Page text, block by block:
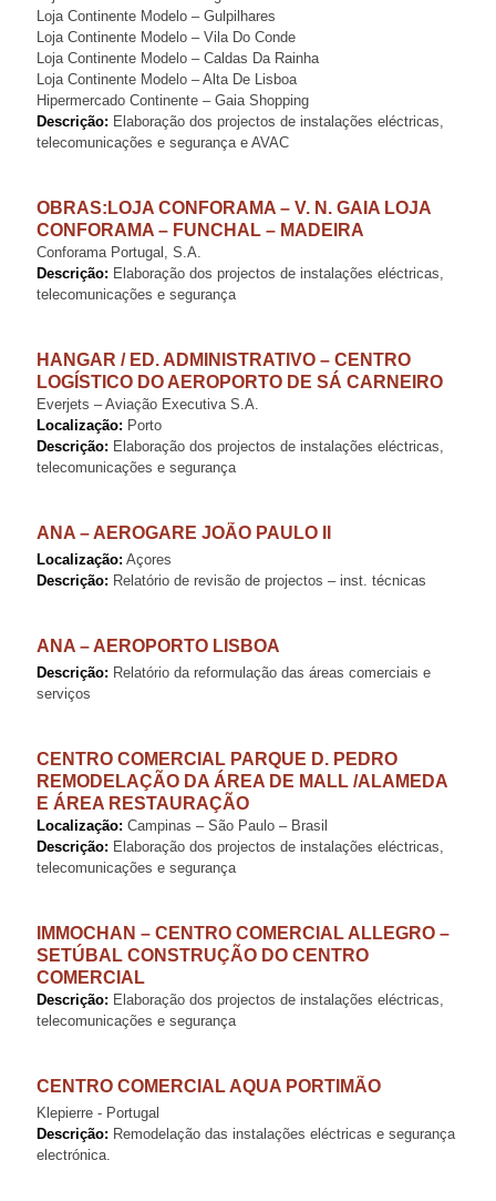
Loja Continente Modelo – Gulpilhares
Loja Continente Modelo – Vila Do Conde
Loja Continente Modelo – Caldas Da Rainha
Loja Continente Modelo – Alta De Lisboa
Hipermercado Continente – Gaia Shopping
Descrição: Elaboração dos projectos de instalações eléctricas,
telecomunicações e segurança e AVAC
OBRAS:LOJA CONFORAMA – V. N. GAIA LOJA
CONFORAMA – FUNCHAL – MADEIRA
Conforama Portugal, S.A.
Descrição: Elaboração dos projectos de instalações eléctricas,
telecomunicações e segurança
HANGAR / ED. ADMINISTRATIVO – CENTRO
LOGÍSTICO DO AEROPORTO DE SÁ CARNEIRO
Everjets – Aviação Executiva S.A.
Localização: Porto
Descrição: Elaboração dos projectos de instalações eléctricas,
telecomunicações e segurança
ANA – AEROGARE JOÃO PAULO II
Localização: Açores
Descrição: Relatório de revisão de projectos – inst. técnicas
ANA – AEROPORTO LISBOA
Descrição: Relatório da reformulação das áreas comerciais e
serviços
CENTRO COMERCIAL PARQUE D. PEDRO
REMODELAÇÃO DA ÁREA DE MALL /ALAMEDA
E ÁREA RESTAURAÇÃO
Localização: Campinas – São Paulo – Brasil
Descrição: Elaboração dos projectos de instalações eléctricas,
telecomunicações e segurança
IMMOCHAN – CENTRO COMERCIAL ALLEGRO –
SETÚBAL CONSTRUÇÃO DO CENTRO
COMERCIAL
Descrição: Elaboração dos projectos de instalações eléctricas,
telecomunicações e segurança
CENTRO COMERCIAL AQUA PORTIMÃO
Klepierre - Portugal
Descrição: Remodelação das instalações eléctricas e segurança
electrónica.